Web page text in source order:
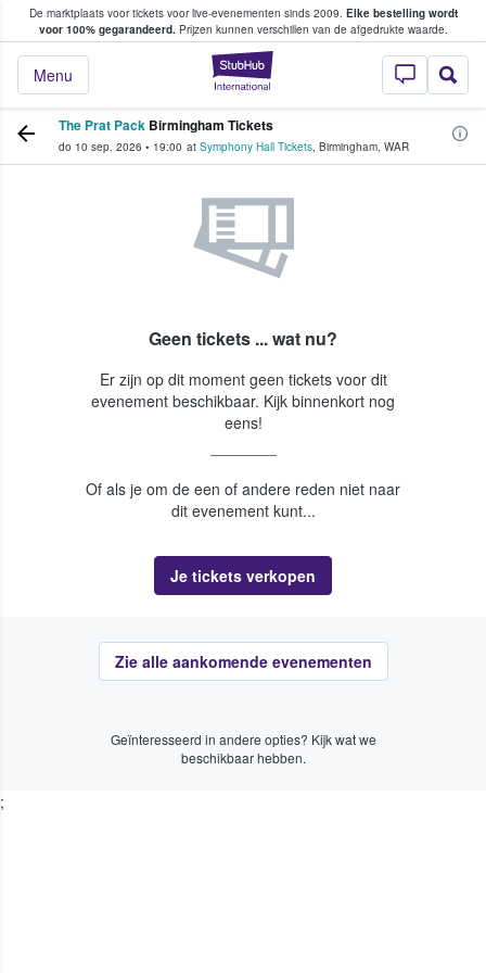
De marktplaats voor tickets voor live-evenementen sinds 2009. Elke bestelling wordt
voor 100% gegarandeerd.Prijzen kunnen verschillen van de afgedrukte waarde.
StubHub: waar
Menu
tickets kopen en verkopen
The Prat Pack Birmingham Tickets
do 10 sep. 2026 • 19:00 at Symphony Hall Tickets, Birmingham, WAR
Geen tickets ... wat nu?
Er zijn op dit moment geen tickets voor dit
evenement beschikbaar. Kijk binnenkort nog
eens!
Of als je om de een of andere reden niet naar
dit evenement kunt...
Je tickets verkopen
Zie alle aankomende evenementen
Geïnteresseerd in andere opties? Kijk wat we
beschikbaar hebben.
;